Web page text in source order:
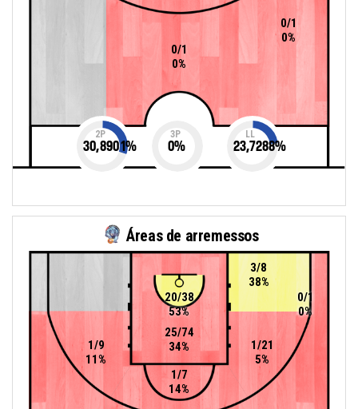
0/1
0%
0/1
0%
2P
30,8901%
3P
0%
LL
23,7288%
Áreas de arremessos
25/74
34%
1/7
14%
20/38
53%
1/21
5%
1/9
11%
3/8
38%
0/1
0%